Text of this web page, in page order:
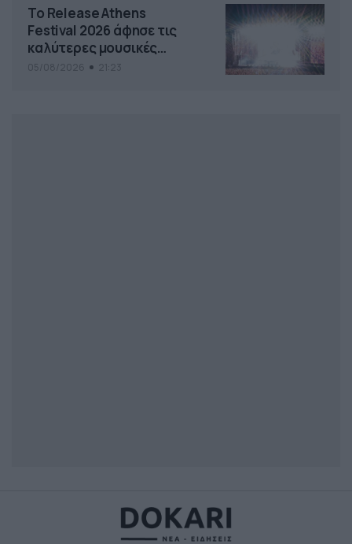
Το Release Athens
Festival 2026 άφησε τις
καλύτερες μουσικές
αναμνήσεις